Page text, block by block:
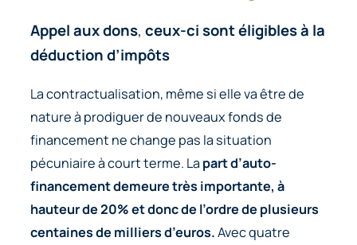
Appel aux dons, ceux-ci sont éligibles à la
déduction d’impôts
La contractualisation, même si elle va être de
nature à prodiguer de nouveaux fonds de
financement ne change pas la situation
pécuniaire à court terme. La part d’auto-
financement demeure très importante, à
hauteur de 20% et donc de l’ordre de plusieurs
centaines de milliers d’euros.Avec quatre